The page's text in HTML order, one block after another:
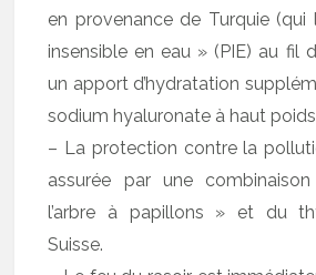
en provenance de Turquie
insensible en eau » (PIE) au fil
un apport d’hydratation
sodium hyaluronate à haut
– La protection contre la
assurée par une
l’arbre à papillons » et du
Suisse.